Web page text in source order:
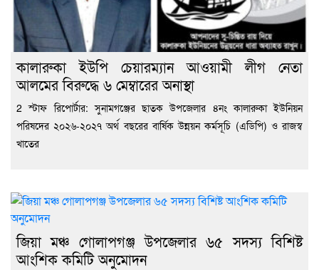
কালারুকা ইউপি চেয়ারম্যান আওয়ামী লীগ নেতা
আলমের বিরুদ্ধে ৬ মেম্বারের অনাস্থা
2 স্টাফ রিপোর্টার: সুনামগঞ্জের ছাতক উপজেলার ৪নং কালারুকা ইউনিয়ন
পরিষদের ২০২৬-২০২৭ অর্থ বছরের বার্ষিক উন্নয়ন কর্মসূচি (এডিপি) ও রাজস্ব
খাতের
জিয়া মঞ্চ গোলাপগঞ্জ উপজেলার ৬৫ সদস্য বিশিষ্ট
আংশিক কমিটি অনুমোদন